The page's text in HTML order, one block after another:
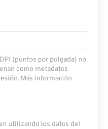
(puntos por pulgada) no
como metadatos
Más información
utilizando los datos del